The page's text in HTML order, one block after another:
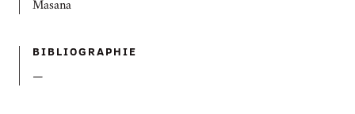
Masana
BIBLIOGRAPHIE
—